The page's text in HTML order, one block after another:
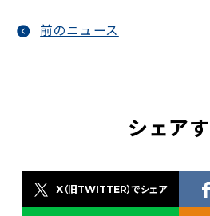
前のニュース
シェア
X（旧TWITTER）でシェア